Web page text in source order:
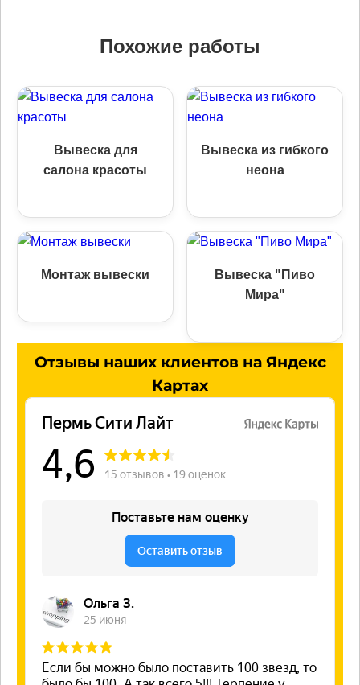
Похожие работы
Вывеска для
салона красоты
Вывеска из гибкого
неона
Монтаж вывески
Вывеска "Пиво
Мира"
Отзывы наших клиентов на Яндекс
Картах